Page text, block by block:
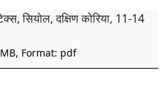
सियोल, दक्षिण कोरिया, 11-14
Format: pdf